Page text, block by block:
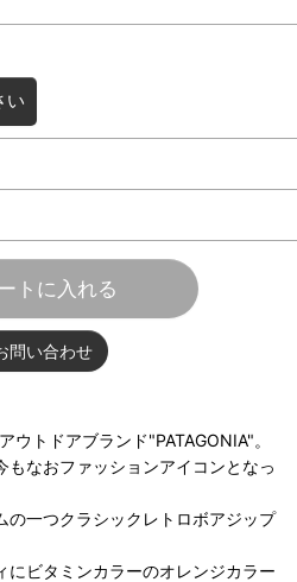
い
トに入れる
問い合わせ
トドアブランド"PATAGONIA"。
なおファッションアイコンとなっ
の一つクラシックレトロボアジップ
にビタミンカラーのオレンジカラー